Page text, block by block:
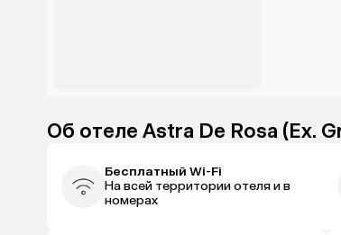
Об отеле Astra De Rosa (Ex.
Бесплатный Wi-Fi
На всей территории отеля и в
номерах